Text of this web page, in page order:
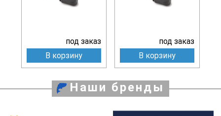
под заказ
В корзину
под заказ
В корзину
Наши бренды